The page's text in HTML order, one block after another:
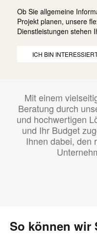
Ob Sie allgemeine
Projekt planen, unsere
Dienstleistungen stehen
ICH BIN
Mit einem
Beratung durch
und hochwertigen
und Ihr Budget
Ihnen dabei, den
So können wir